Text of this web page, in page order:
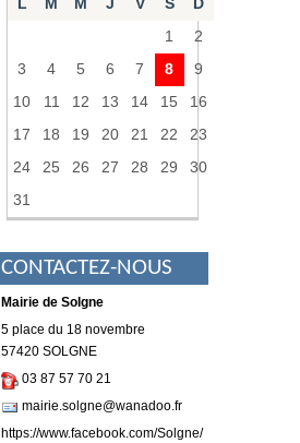
En savoir plus...
Gym douce
septembre 2025
En savoir plus...
ATHLETISME
L M M J V S
D
1
2
3
4 5 6 7 8
9
10
11 12 13 14 15
16
17
18 19 20 21 22
23
24
25 26 27 28 29
30
31
CONTACTEZ-NOUS
Mairie de Solgne
5 place du 18 novembre
57420 SOLGNE
03 87 57 70 21
mairie.solgne@wanadoo.fr
https://www.facebook.com/Solgne/